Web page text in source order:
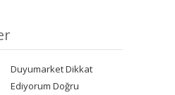
Duyumarket Dikkat
Ediyorum Doğru